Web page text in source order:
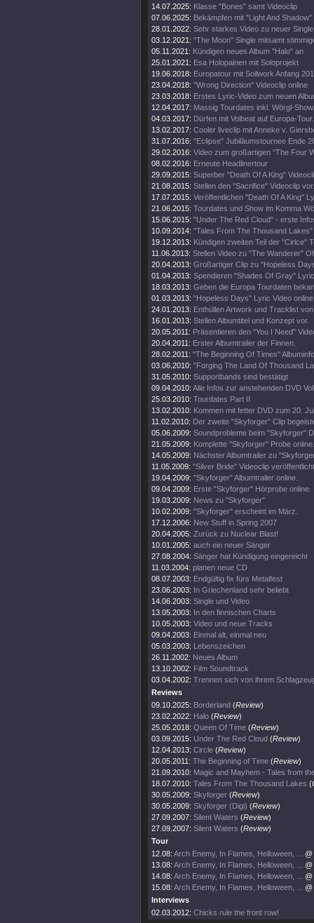
14.07.2025: Klasse "Bones" samt Videoclip
07.06.2025: Bekämpfen mit "Light And
28.01.2022: Sehr starkes Video zu neuer Single
03.12.2021: "The Moon" Single mitsamt
05.11.2021: Kündigen neues Album "Halo" an
25.01.2021: Esa Holopainen mit Soloprojekt
19.06.2018: Europatour mit Soilwork Anfang
23.04.2018: "Wrong Direction" Videoclip online
23.03.2018: Erstes Lyric-Video zum neuen
12.04.2017: Massig Tourdates inkl. Wörgl-Show.
04.03.2017: Dürfen mit Volbeat auf Europa-Tour.
13.02.2017: Cooler liveclip mit Anneke v.
31.07.2016: "Eclipse" Jubiläumstournee Ende
29.02.2016: Video zum großartigen "The Four
08.02.2016: Erneute Headlinertour
29.09.2015: Superber "Death Of A King"
21.08.2015: Stellen den "Sacrifice" Videoclip vor.
17.07.2015: Veröffentlichen "Death Of A King"
21.06.2015: Tourdates und Show im Komma
15.06.2015: "Under The Red Cloud" - erste
10.09.2014: "Tales From The Thousand
19.12.2013: Kündigen zweiten Teil der "Cirlce"
11.06.2013: Stellen Video zu "The Wanderer"
20.04.2013: Großartiger Clip zu "Hopeless
01.04.2013: Spendieren "Shades Of Gray"
18.03.2013: Geben die Europa Tourdaten
01.03.2013: "Hopeless Days" Lyric Video
24.01.2013: Enthüllen Artwork und Tracklist
16.01.2013: Stellen Albumtitel und Konzept vor.
20.05.2011: Präsentieren den "You I Need"
20.04.2011: Erster Albumtrailer der Finnen.
28.02.2011: "The Beginning Of Times"
03.06.2010: "Forging The Land Of Thousand
31.05.2010: Supportbands sind bestätigt
09.04.2010: Alle Infos zur anstehenden DVD
25.03.2010: Tourdates Part II
13.02.2010: Kommen mit fetter DVD zum 20.
11.02.2010: Der zweite "Skyforger" Clip
05.06.2009: Soundprobleme beim "Skyforger"
21.05.2009: Komplette "Skyforger" Probe online.
14.05.2009: Nächster Albumtrailer zu
11.05.2009: "Silver Bride" Videoclip
19.04.2009: "Skyforger" Albumtrailer online.
09.04.2009: Erste "Skyforger" Hörprobe online.
19.03.2009: News zu "Skyforger"
10.02.2009: "Skyforger" erscheint im März.
17.12.2006: New Stuff in Spring 2007
20.04.2005: Zurück zu Nuclear Blast!
10.01.2005: auch ein neuer Sänger
27.08.2004: Sänger hat Kündigung eingereicht
11.03.2004: planen neue CD
08.07.2003: Endgültig fix fürs Metalfest
23.06.2003: In Griechenland sehr beliebt
14.06.2003: Single und Video
13.05.2003: In den finnischen Charts
10.05.2003: Video und neue Tracks
09.04.2003: Einmal alt, einmal neu
05.03.2003: Lebenszeichen
26.11.2002: Neues Album
13.10.2002: Film Soundtrack
03.04.2002: Trennen sich von ihrem
Reviews
09.10.2025: Borderland (Review)
23.02.2022: Halo (Review)
25.05.2018: Queen Of Time (Review)
03.09.2015: Under The Red Cloud (Review)
12.04.2013: Circle (Review)
20.05.2011: The Beginning of Time (Review)
21.09.2010: Magic and Mayhem - Tales from
18.07.2010: Tales From The Thousand Lakes (
30.05.2009: Skyforger (Review)
30.05.2009: Skyforger (Digi) (Review)
27.09.2007: Silent Waters (Review)
27.09.2007: Silent Waters (Review)
Tour
12.08: Arch Enemy, In Flames, Helloween, ...
13.08: Arch Enemy, In Flames, Helloween, ...
14.08: Arch Enemy, In Flames, Helloween, ...
15.08: Arch Enemy, In Flames, Helloween, ...
Interviews
02.03.2012: Chicks rule the front row!